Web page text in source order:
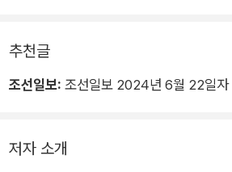
추천글
조선일보: 조선일보 2024년 6월 22일자
저자 소개